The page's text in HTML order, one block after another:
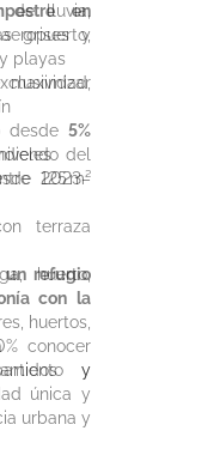
de lluvia,
grises y
en
playas
desde 5%
del
2023–
125 m²
terraza
huerto,
huertos,
y
urbana y
un refugio
con la
conocer
y
única y